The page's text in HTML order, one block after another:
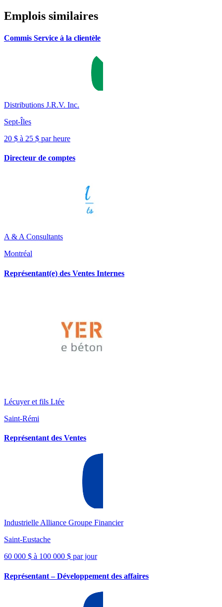
Emplois similaires
Commis Service à la clientèle
Distributions J.R.V. Inc.
Sept-Îles
20 $ à 25 $ par heure
Directeur de comptes
A & A Consultants
Montréal
Représentant(e) des Ventes Internes
Lécuyer et fils Ltée
Saint-Rémi
Représentant des Ventes
Industrielle Alliance Groupe Financier
Saint-Eustache
60 000 $ à 100 000 $ par jour
Représentant – Développement des affaires